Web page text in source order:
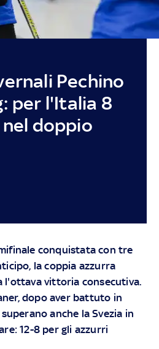
Pechino
per l'Italia 8
doppio
conquistata con tre
la coppia azzurra
l'ottava vittoria consecutiva.
dopo aver battuto in
anche la Svezia in
12-8 per gli azzurri